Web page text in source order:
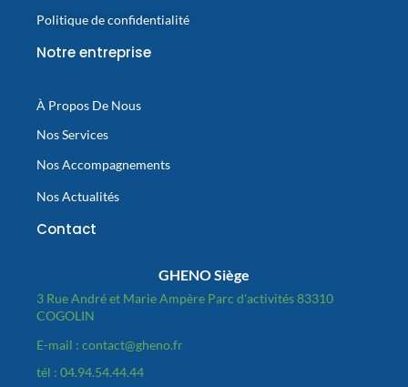
Politique de confidentialité
Notre entreprise
À Propos De Nous
Nos Services
Nos Accompagnements
Nos Actualités
Contact
GHENO Siège
3 Rue André et Marie Ampère Parc d'activités 83310
COGOLIN
E-mail : contact@gheno.fr
tél : 04.94.54.44.44